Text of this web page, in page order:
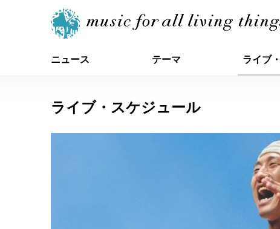
ニュース テーマ ライブ
ライブ・スケジュール